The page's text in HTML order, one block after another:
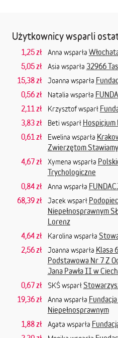
Użytkownicy wsparli
1,25 zł Anna wsparła
5,05 zł
Asia wsparła 32966
15,38 zł
Joanna wsparła
0,56 zł
Natalia wsparła
2,11 zł
Krzysztof wsparł
3,83 zł
Beti wsparł
0,61 zł
Ewelina wsparła
Zwierzętom
4,67 zł
Xymena wsparła
Trychologiczne
0,84 zł
Anna wsparła
68,39 zł
Jacek wsparł
Niepełnosprawnym
Lorenz
4,64 zł
Karolina wsparła
2,56 zł
Joanna wsparła Klasa
Podstawowa Nr 7 Z
Jana Pawła II w
0,67 zł
SKŚ wsparł
19,36 zł
Anna wsparła
Niepełnosprawnym
1,88 zł
Agata wsparła